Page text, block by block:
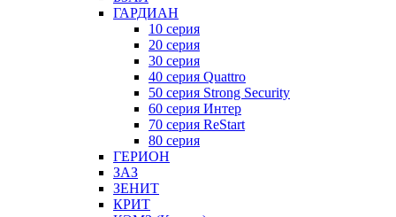
ГАРДИАН
10 серия
20 серия
30 серия
40 серия Quattro
50 серия Strong Security
60 серия Интер
70 серия ReStart
80 серия
ГЕРИОН
ЗАЗ
ЗЕНИТ
КРИТ